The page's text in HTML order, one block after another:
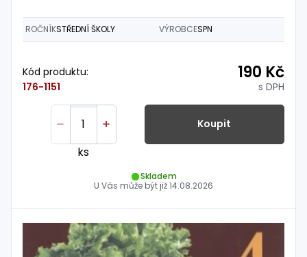
ROČNÍKSTŘEDNÍ ŠKOLY VÝROBCESPN
Kód produktu:
176-1151
190 Kč
s DPH
ks
Koupit
Skladem
U Vás může být již14.08.2026